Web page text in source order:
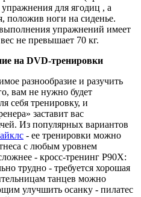
для ягодиц , а
положив ноги на сиденье.
упражнений имеет
не превышает 70 кг.
на DVD-тренировки
разнообразие и разучить
вам не нужно будет
себя тренировку, и
заставит вас
Из популярных вариантов
- ее тренировки можно
с любым уровнем
- кросс-тренинг P90X:
трудно - требуется хорошая
танцев можно
улучшить осанку - пилатес